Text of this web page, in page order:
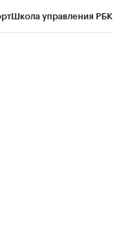
Школа управления РБК